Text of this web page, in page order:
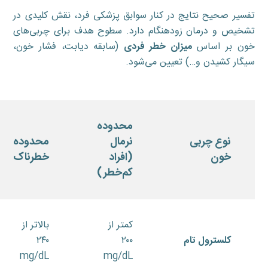
تفسیر صحیح نتایج در کنار سوابق پزشکی فرد، نقش کلیدی در
تشخیص و درمان زودهنگام دارد. سطوح هدف برای چربی‌های
خون بر اساسمیزان خطر فردی (سابقه دیابت، فشار خون،
سیگار کشیدن و…) تعیین می‌شود.
نوع چربی
خون
محدوده
نرمال
(افراد
کم‌خطر)
محدوده
خطرناک
کلسترول تام
کمتر از
۲۰۰
mg/dL
بالاتر از
۲۴۰
mg/dL